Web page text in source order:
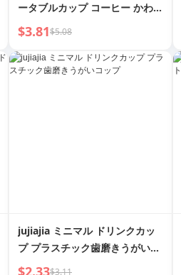
ータブルカップ コーヒー かわい
いカップ ストロー付き ダイレク
スチックカップ 学生 高温耐性カ
ップ
$3.81$5.08
jujiajia ミニマル ドリンクカッ
プ プラスチック歯磨きうがいコ
ップ
$2.33$3.11